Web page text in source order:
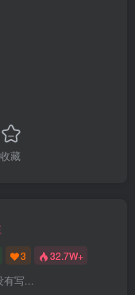
收藏
3 32.7W+
有写...